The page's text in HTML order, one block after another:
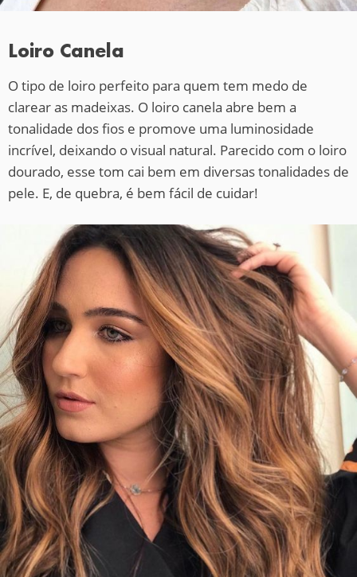
Loiro Canela
O tipo de loiro perfeito para quem tem medo de
clarear as madeixas. O loiro canela abre bem a
tonalidade dos fios e promove uma luminosidade
incrível, deixando o visual natural. Parecido com o loiro
dourado, esse tom cai bem em diversas tonalidades de
pele. E, de quebra, é bem fácil de cuidar!